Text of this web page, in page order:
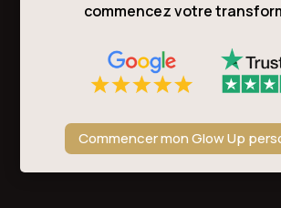
commencez votre
Commencer mon Glow Up